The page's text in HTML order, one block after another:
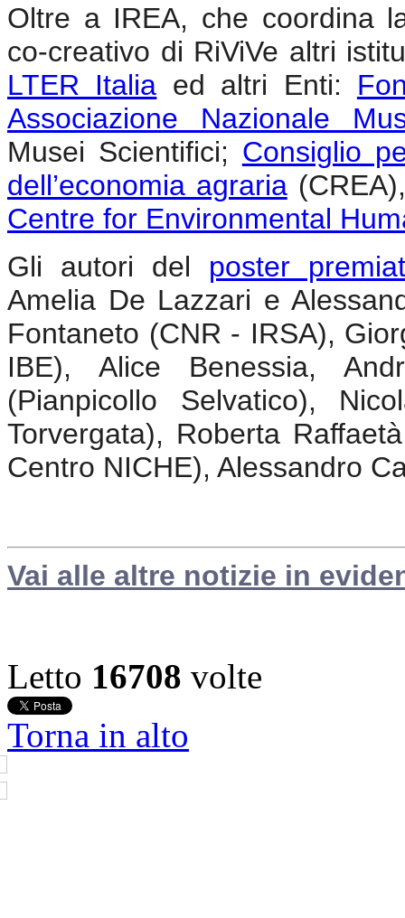
Oltre a IREA, che coordina
co-creativo di RiViVe altri
LTER Italia ed altri Enti:
Associazione Nazionale
Musei Scientifici; Consiglio
dell’economia agraria
Centre for Environmental
Gli autori del poster
Amelia De Lazzari e
Fontaneto (CNR - IRSA),
IBE), Alice Benessia,
(Pianpicollo Selvatico),
Torvergata), Roberta
Centro NICHE), Alessandro
Vai alle altre notizie in
Letto 16708 volte
Torna in alto